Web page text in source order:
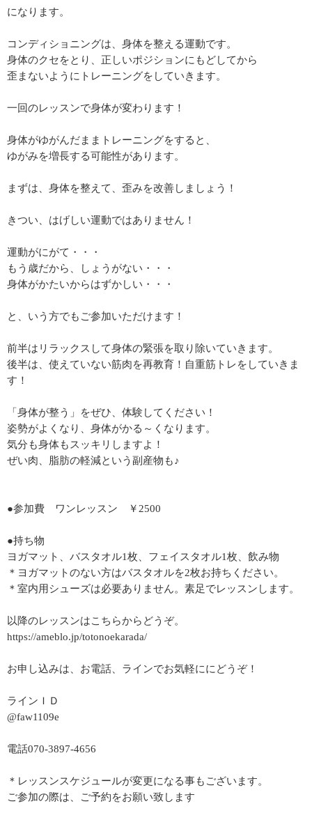
になります。
コンディショニングは、身体を整える運動です。
身体のクセをとり、正しいポジションにもどしてから
歪まないようにトレーニングをしていきます。
一回のレッスンで身体が変わります！
身体がゆがんだままトレーニングをすると、
ゆがみを増長する可能性があります。
まずは、身体を整えて、歪みを改善しましょう！
きつい、はげしい運動ではありません！
運動がにがて・・・
もう歳だから、しょうがない・・・
身体がかたいからはずかしい・・・
と、いう方でもご参加いただけます！
前半はリラックスして身体の緊張を取り除いていきます。
後半は、使えていない筋肉を再教育！自重筋トレをしていきま
す！
「身体が整う」をぜひ、体験してください！
姿勢がよくなり、身体がかる～くなります。
気分も身体もスッキリしますよ！
ぜい肉、脂肪の軽減という副産物も♪
●参加費 ワンレッスン ￥2500
●持ち物
ヨガマット、バスタオル1枚、フェイスタオル1枚、飲み物
＊ヨガマットのない方はバスタオルを2枚お持ちください。
＊室内用シューズは必要ありません。素足でレッスンします。
以降のレッスンはこちらからどうぞ。
https://ameblo.jp/totonoekarada/
お申し込みは、お電話、ラインでお気軽ににどうぞ！
ラインＩＤ
@faw1109e
電話070-3897-4656
＊レッスンスケジュールが変更になる事もございます。
ご参加の際は、ご予約をお願い致します